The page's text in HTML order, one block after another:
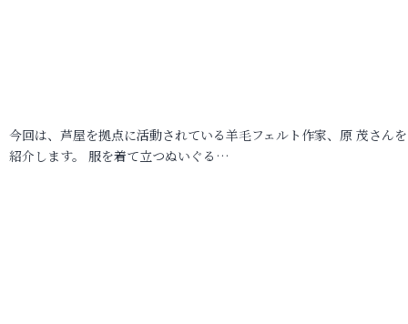
今回は、芦屋を拠点に活動されている羊毛フェルト作家、原 茂さん
紹介します。 服を着て立つぬいぐる…